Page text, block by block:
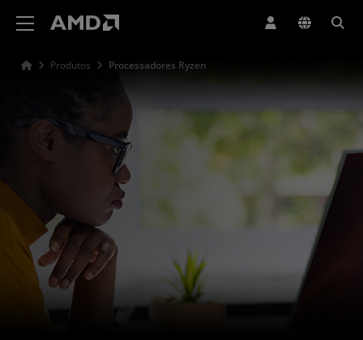
Produtos Processadores Ryzen